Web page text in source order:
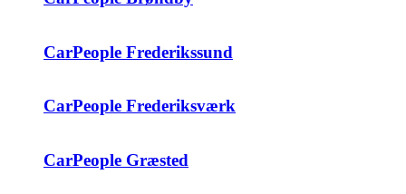
CarPeople Frederikssund
CarPeople Frederiksværk
CarPeople Græsted